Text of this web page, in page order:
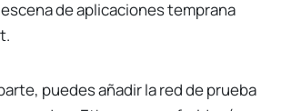
de aplicaciones temprana
puedes añadir la red de prueba